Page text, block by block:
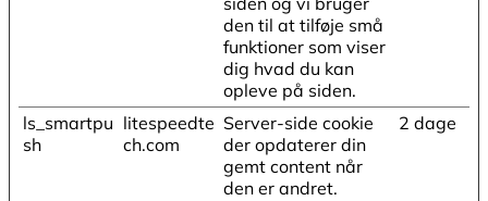
den til at tilføje små
funktioner som viser
dig hvad du kan
opleve på siden.
ls_smartpu
sh
litespeedte
ch.com
Server-side cookie
der opdaterer din
gemt content når
den er andret.
2 dage